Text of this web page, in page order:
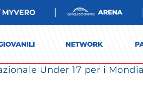
Under 17 per i